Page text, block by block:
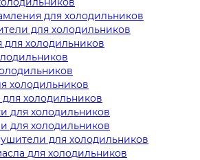
для холодильников
для холодильников
холодильников
холодильников
холодильников
для холодильников
для холодильников
для холодильников
для холодильников